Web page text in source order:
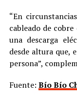
“En
cableado de
una descarga
desde altura que,
persona”,
Fuente: Bío Bío